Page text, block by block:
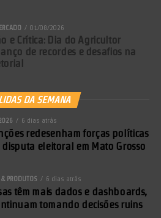
01/08/2026
e Crítica: Dia do Agricultor
de recordes e desafios na
DA SEMANA
6 dias atrás
redesenham forças políticas
eleitoral em Mato Grosso
& PRODUTOS 6 dias atrás
têm mais dados e dashboards,
tomando decisões ruins